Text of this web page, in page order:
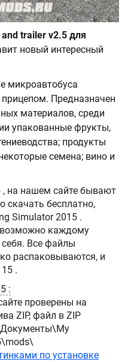
and trailer v2.5 для
новый интересный
микроавтобуса
Предназначен
материалов, среди
упакованные фрукты,
продукты
семена; вино и
бесплатно,
2015 .
каждому
Все файлы
распаковываются, и
легко устанавливаются в ФС 15 .
Как установить мод для FS 15 :
проверены на
ZIP, файл в ZIP
Документы\My
по установке